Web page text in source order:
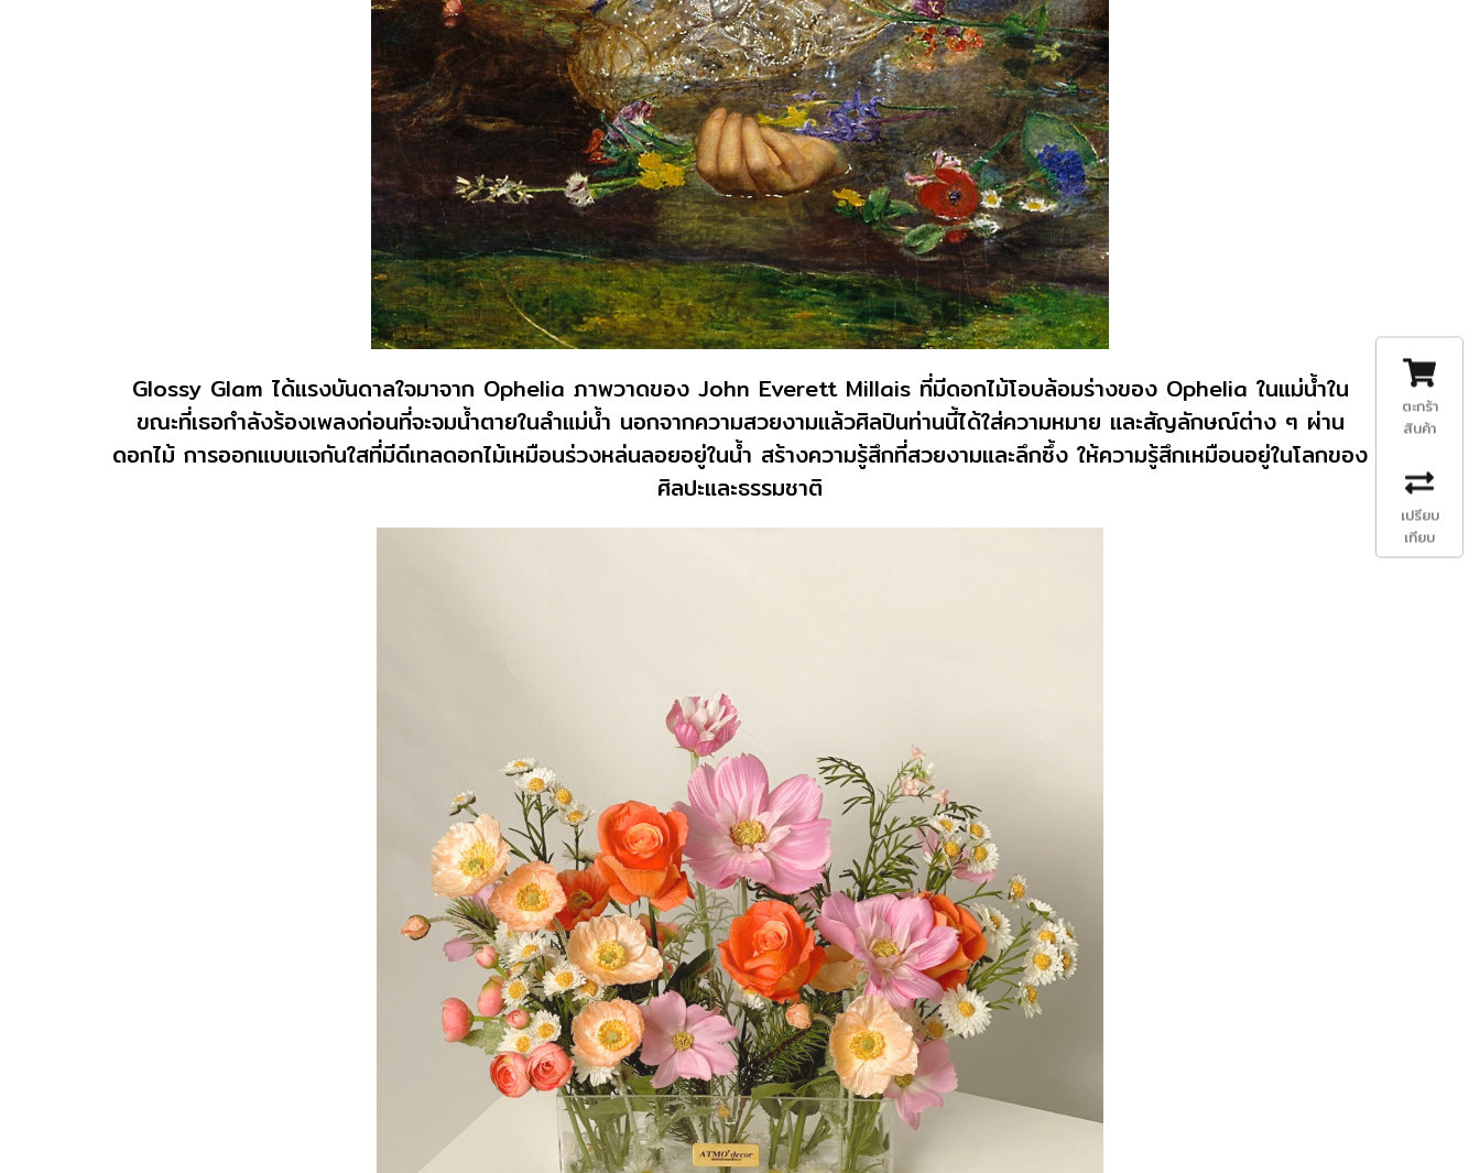
Glossy Glam ได้แรงบันดาลใจมาจาก Ophelia ภาพวาดของ John Everett Millais ที่มีดอกไม้โอบล้อมร่างของ Ophelia ในแม่น้ำใน
ขณะที่เธอกำลังร้องเพลงก่อนที่จะจมน้ำตายในลำแม่น้ำ นอกจากความสวยงามแล้วศิลปินท่านนี้ได้ใส่ความหมาย และสัญลักษณ์ต่าง ๆ ผ่าน
ดอกไม้ การออกแบบแจกันใสที่มีดีเทลดอกไม้เหมือนร่วงหล่นลอยอยู่ในน้ำ สร้างความรู้สึกที่สวยงามและลึกซึ้ง ให้ความรู้สึกเหมือนอยู่ในโลกของ
ศิลปะและธรรมชาติ
ตะกร้า
สินค้า
เปรียบ
เทียบ